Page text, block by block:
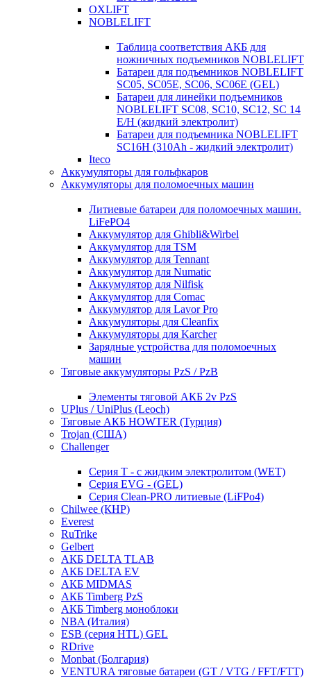
OXLIFT
NOBLELIFT
Таблица соответствия АКБ для
ножничных подъемников NOBLELIFT
Батареи для подъемников NOBLELIFT
SC05, SC05E, SC06, SC06E (GEL)
Батареи для линейки подъемников
NOBLELIFT SC08, SC10, SC12, SC 14
E/H (жидкий электролит)
Батареи для подъемника NOBLELIFT
SC16H (310Ah - жидкий электролит)
Iteco
Аккумуляторы для гольфкаров
Аккумуляторы для поломоечных машин
Литиевые батареи для поломоечных машин.
LiFePO4
Аккумулятор для Ghibli&Wirbel
Аккумулятор для TSM
Аккумулятор для Tennant
Аккумулятор для Numatic
Аккумулятор для Nilfisk
Аккумулятор для Comac
Аккумулятор для Lavor Pro
Аккумуляторы для Cleanfix
Аккумуляторы для Karcher
Зарядные устройства для поломоечных
машин
Тяговые аккумуляторы PzS / PzB
Элементы тяговой АКБ 2v PzS
UPlus / UniPlus (Leoch)
Тяговые АКБ HOWTER (Турция)
Trojan (США)
Challenger
Серия T - с жидким электролитом (WET)
Серия EVG - (GEL)
Серия Clean-PRO литиевые (LiFPo4)
Chilwee (КНР)
Everest
RuTrike
Gelbert
АКБ DELTA TLAB
АКБ DELTA EV
АКБ MIDMAS
АКБ Timberg PzS
АКБ Timberg моноблоки
NBA (Италия)
ESB (серия HTL) GEL
RDrive
Monbat (Болгария)
VENTURA тяговые батареи (GT / VTG / FFT/FTT)